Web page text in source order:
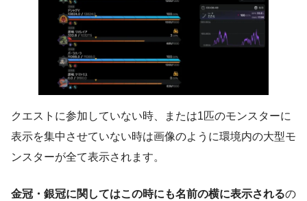
クエストに参加していない時、または1匹のモンスターに
表示を集中させていない時は画像のように環境内の大型モ
ンスターが全て表示されます。
金冠・銀冠に関してはこの時にも名前の横に表示されるの